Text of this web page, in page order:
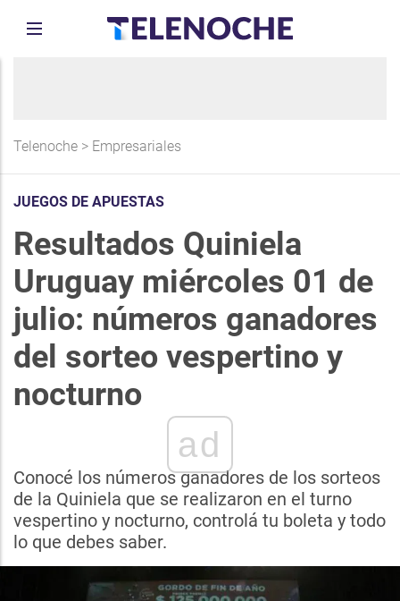
Telenoche > Empresariales
JUEGOS DE APUESTAS
Resultados Quiniela
Uruguay miércoles 01 de
julio: números ganadores
del sorteo vespertino y
nocturno
ad
Conocé los números ganadores de los sorteos
de la Quiniela que se realizaron en el turno
vespertino y nocturno, controlá tu boleta y todo
lo que debes saber.